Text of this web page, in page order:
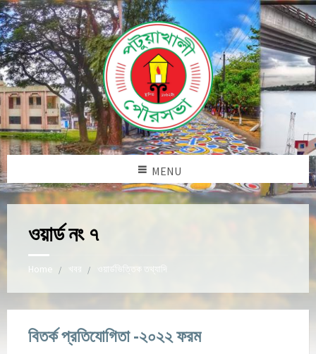
MENU
ওয়ার্ড নং ৭
Home ওয়ার্ডভিত্তিক তথ্যাদি
বিতর্ক প্রতিযোগিতা -২০২২ ফরম